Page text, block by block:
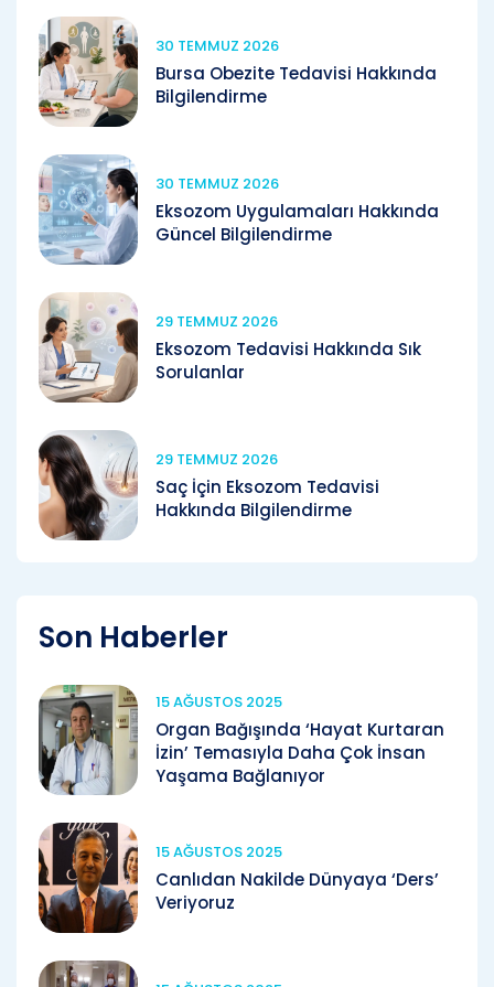
30 TEMMUZ 2026
Bursa Obezite Tedavisi Hakkında
Bilgilendirme
30 TEMMUZ 2026
Eksozom Uygulamaları Hakkında
Güncel Bilgilendirme
29 TEMMUZ 2026
Eksozom Tedavisi Hakkında Sık
Sorulanlar
29 TEMMUZ 2026
Saç İçin Eksozom Tedavisi
Hakkında Bilgilendirme
Son Haberler
15 AĞUSTOS 2025
Organ Bağışında ‘Hayat Kurtaran
İzin’ Temasıyla Daha Çok İnsan
Yaşama Bağlanıyor
15 AĞUSTOS 2025
Canlıdan Nakilde Dünyaya ‘Ders’
Veriyoruz